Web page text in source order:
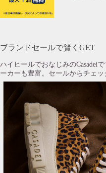
ブランドセールで賢くGET
ハイヒールでおなじみのCasadei
ーカーも豊富。セールからチェ